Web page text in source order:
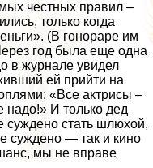
честных правил –
только когда
(В гонораре им
год была еще одна
в журнале увидел
ей прийти на
«Все актрисы –
надо!» И только дед
суждено стать шлюхой,
суждено — так и кино
мы не вправе